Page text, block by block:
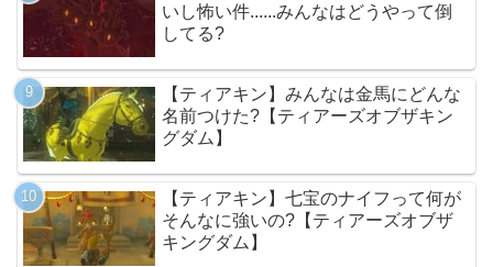
いし怖い件......みんなはどうやって倒
してる?
【ティアキン】みんなは金馬にどんな
名前つけた?【ティアーズオブザキン
グダム】
【ティアキン】七宝のナイフって何が
そんなに強いの?【ティアーズオブザ
キングダム】